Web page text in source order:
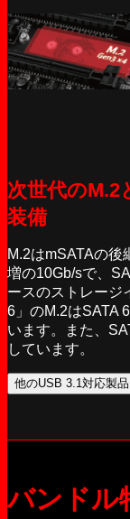
次世代のM.2
装備
M.2はmSATAの
増の10Gb/sで、
ースのストレージ
6」のM.2はSATA
います。また、
しています。
他のUSB 3.1対応製
バンドル